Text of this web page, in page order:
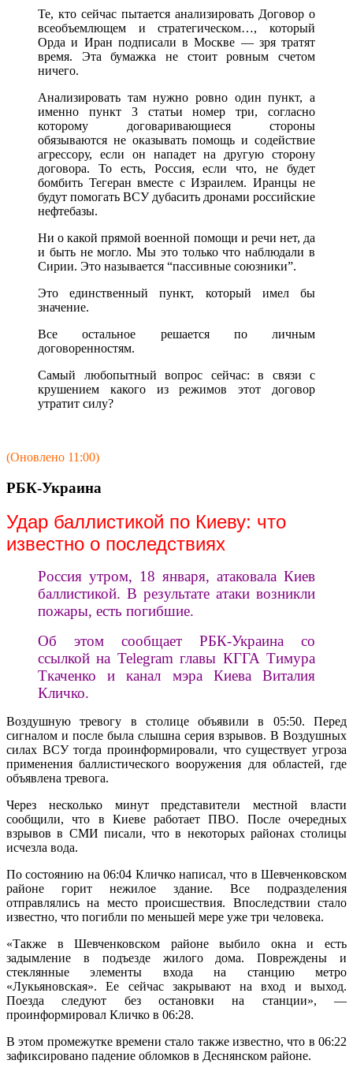
Те, кто сейчас пытается анализировать Договор о
всеобъемлющем и стратегическом…, который
Орда и Иран подписали в Москве — зря тратят
время. Эта бумажка не стоит ровным счетом
ничего.
Анализировать там нужно ровно один пункт, а
именно пункт 3 статьи номер три, согласно
которому договаривающиеся стороны
обязываются не оказывать помощь и содействие
агрессору, если он нападет на другую сторону
договора. То есть, Россия, если что, не будет
бомбить Тегеран вместе с Израилем. Иранцы не
будут помогать ВСУ дубасить дронами российские
нефтебазы.
Ни о какой прямой военной помощи и речи нет, да
и быть не могло. Мы это только что наблюдали в
Сирии. Это называется “пассивные союзники”.
Это единственный пункт, который имел бы
значение.
Все остальное решается по личным
договоренностям.
Самый любопытный вопрос сейчас: в связи с
крушением какого из режимов этот договор
утратит силу?
(Оновлено 11:00)
РБК-Украина
Удар баллистикой по Киеву: что
известно о последствиях
Россия утром, 18 января, атаковала Киев
баллистикой. В результате атаки возникли
пожары, есть погибшие.
Об этом сообщает РБК-Украина со
ссылкой на Telegram главы КГГА Тимура
Ткаченко и канал мэра Киева Виталия
Кличко.
Воздушную тревогу в столице объявили в 05:50. Перед
сигналом и после была слышна серия взрывов. В Воздушных
силах ВСУ тогда проинформировали, что существует угроза
применения баллистического вооружения для областей, где
объявлена тревога.
Через несколько минут представители местной власти
сообщили, что в Киеве работает ПВО. После очередных
взрывов в СМИ писали, что в некоторых районах столицы
исчезла вода.
По состоянию на 06:04 Кличко написал, что в Шевченковском
районе горит нежилое здание. Все подразделения
отправлялись на место происшествия. Впоследствии стало
известно, что погибли по меньшей мере уже три человека.
«Также в Шевченковском районе выбило окна и есть
задымление в подъезде жилого дома. Повреждены и
стеклянные элементы входа на станцию метро
«Лукьяновская». Ее сейчас закрывают на вход и выход.
Поезда следуют без остановки на станции», —
проинформировал Кличко в 06:28.
В этом промежутке времени стало также известно, что в 06:22
зафиксировано падение обломков в Деснянском районе.